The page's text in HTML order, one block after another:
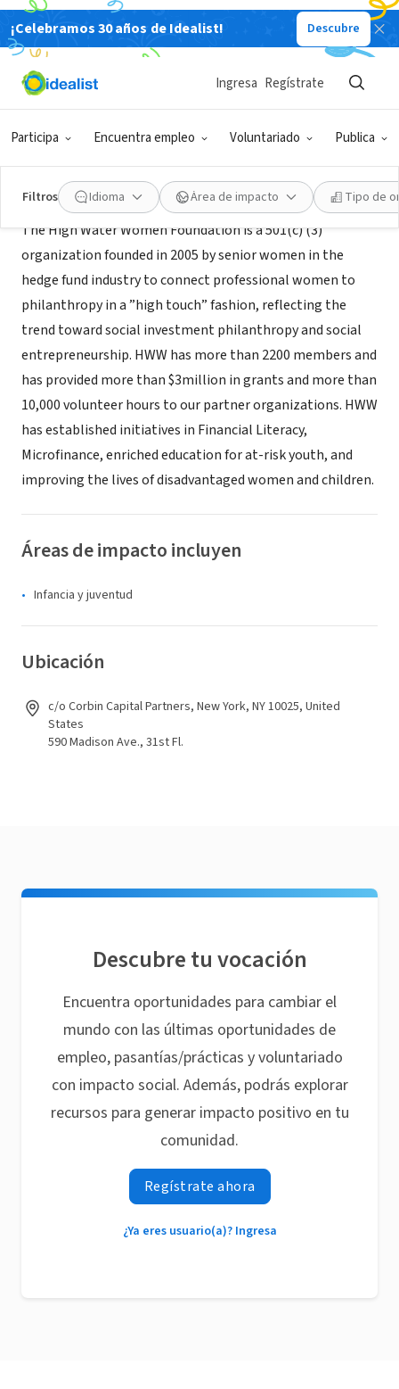
¡Celebramos 30 años de Idealist! Descubre
Participa Encuentra empleo Voluntariado Publica
Ingresa Regístrate
Filtros Idioma Área de impacto Tipo de
ORGANIZACIÓN SIN FIN DE LUCRO
High Water Women Foundation
Acerca de
The High Water Women Foundation is a 501(c) (3)
organization founded in 2005 by senior women in the
hedge fund industry to connect professional women to
philanthropy in a ”high touch” fashion, reflecting the
trend toward social investment philanthropy and social
entrepreneurship. HWW has more than 2200 members and
has provided more than $3million in grants and more than
10,000 volunteer hours to our partner organizations. HWW
has established initiatives in Financial Literacy,
Microfinance, enriched education for at-risk youth, and
improving the lives of disadvantaged women and children.
Áreas de impacto incluyen
Infancia y juventud
Ubicación
c/o Corbin Capital Partners, New York, NY 10025, United
States
590 Madison Ave., 31st Fl.
Descubre tu vocación
Encuentra oportunidades para cambiar el
mundo con las últimas oportunidades de
empleo, pasantías/prácticas y voluntariado
con impacto social. Además, podrás explorar
recursos para generar impacto positivo en tu
comunidad.
Regístrate ahora
¿Ya eres usuario(a)? Ingresa